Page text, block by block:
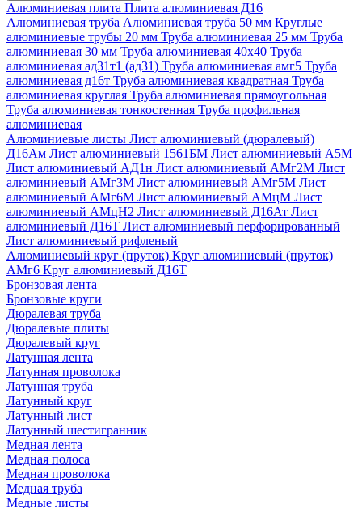
Алюминиевая плита Плита алюминиевая Д16
Алюминиевая труба Алюминиевая труба 50 мм Круглые
алюминиевые трубы 20 мм Труба алюминиевая 25 мм Труба
алюминиевая 30 мм Труба алюминиевая 40х40 Труба
алюминиевая ад31т1 (ад31) Труба алюминиевая амг5 Труба
алюминиевая д16т Труба алюминиевая квадратная Труба
алюминиевая круглая Труба алюминиевая прямоугольная
Труба алюминиевая тонкостенная Труба профильная
алюминиевая
Алюминиевые листы Лист алюминиевый (дюралевый)
Д16Ам Лист алюминиевый 1561БМ Лист алюминиевый А5М
Лист алюминиевый АД1н Лист алюминиевый АМг2М Лист
алюминиевый АМг3М Лист алюминиевый АМг5М Лист
алюминиевый АМг6М Лист алюминиевый АМцМ Лист
алюминиевый АМцН2 Лист алюминиевый Д16Ат Лист
алюминиевый Д16Т Лист алюминиевый перфорированный
Лист алюминиевый рифленый
Алюминиевый круг (пруток) Круг алюминиевый (пруток)
АМг6 Круг алюминиевый Д16Т
Бронзовая лента
Бронзовые круги
Дюралевая труба
Дюралевые плиты
Дюралевый круг
Латунная лента
Латунная проволока
Латунная труба
Латунный круг
Латунный лист
Латунный шестигранник
Медная лента
Медная полоса
Медная проволока
Медная труба
Медные листы